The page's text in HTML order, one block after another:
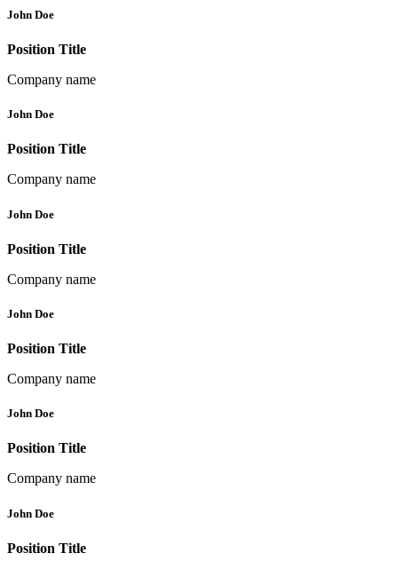
John Doe
Position Title
Company name
John Doe
Position Title
Company name
John Doe
Position Title
Company name
John Doe
Position Title
Company name
John Doe
Position Title
Company name
John Doe
Position Title